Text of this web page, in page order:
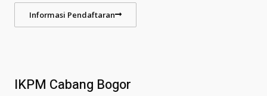
Informasi Pendaftaran
IKPM Cabang Bogor